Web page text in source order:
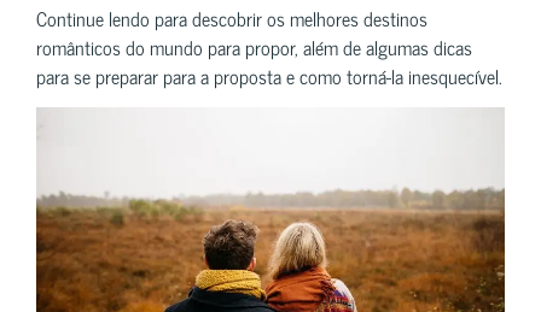
Continue lendo para descobrir os melhores destinos
românticos do mundo para propor, além de algumas dicas
para se preparar para a proposta e como torná-la inesquecível.